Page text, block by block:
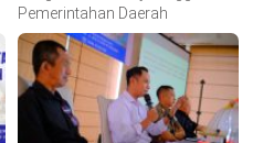
Pemerintahan Daerah